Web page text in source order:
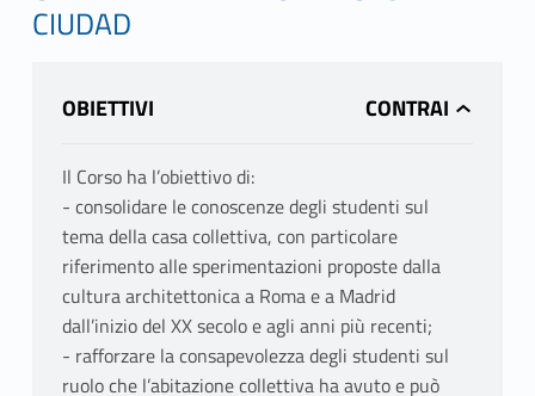
CIUDAD
OBIETTIVI
Il Corso ha l’obiettivo di:
- consolidare le conoscenze degli studenti sul
tema della casa collettiva, con particolare
riferimento alle sperimentazioni proposte dalla
cultura architettonica a Roma e a Madrid
dall’inizio del XX secolo e agli anni più recenti;
- rafforzare la consapevolezza degli studenti sul
ruolo che l’abitazione collettiva ha avuto e può